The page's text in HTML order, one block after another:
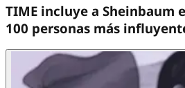
TIME incluye a Sheinbaum
100 personas más